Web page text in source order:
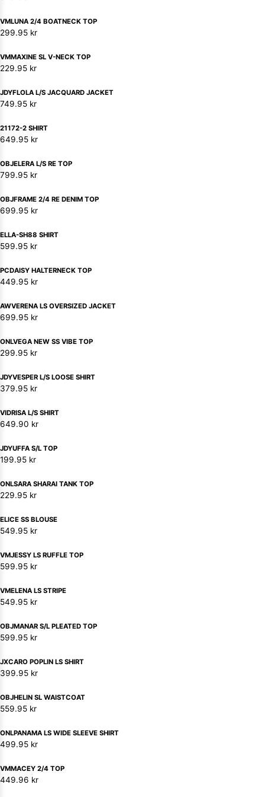
VMLUNA 2/4 BOATNECK TOP
299.95 kr
VMMAXINE SL V-NECK TOP
229.95 kr
JDYFLOLA L/S JACQUARD JACKET
749.95 kr
21172-2 SHIRT
649.95 kr
OBJELERA L/S RE TOP
799.95 kr
OBJFRAME 2/4 RE DENIM TOP
699.95 kr
ELLA-SH88 SHIRT
599.95 kr
PCDAISY HALTERNECK TOP
449.95 kr
AWVERENA LS OVERSIZED JACKET
699.95 kr
ONLVEGA NEW SS VIBE TOP
299.95 kr
JDYVESPER L/S LOOSE SHIRT
379.95 kr
VIDRISA L/S SHIRT
649.90 kr
JDYUFFA S/L TOP
199.95 kr
ONLSARA SHARAI TANK TOP
229.95 kr
ELICE SS BLOUSE
549.95 kr
VMJESSY LS RUFFLE TOP
599.95 kr
VMELENA LS STRIPE
549.95 kr
OBJMANAR S/L PLEATED TOP
599.95 kr
JXCARO POPLIN LS SHIRT
399.95 kr
OBJHELIN SL WAISTCOAT
559.95 kr
ONLPANAMA LS WIDE SLEEVE SHIRT
499.95 kr
VMMACEY 2/4 TOP
449.96 kr